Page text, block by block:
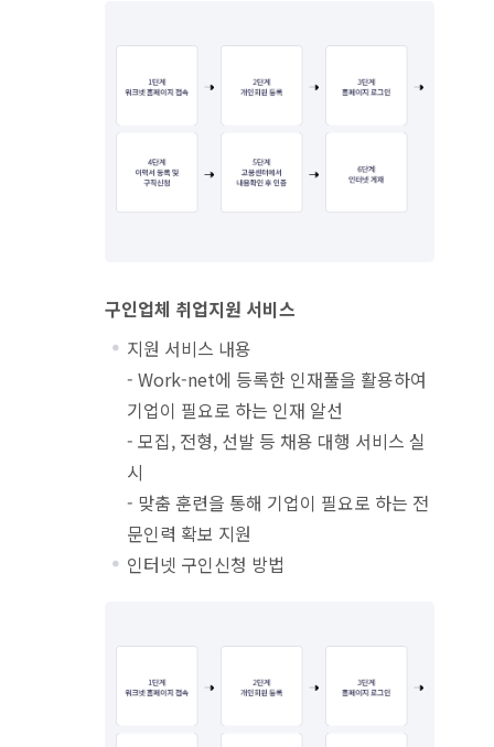
구인업체 취업지원 서비스
지원 서비스 내용
- Work-net에 등록한 인재풀을 활용하여
기업이 필요로 하는 인재 알선
- 모집, 전형, 선발 등 채용 대행 서비스 실
시
- 맞춤 훈련을 통해 기업이 필요로 하는 전
문인력 확보 지원
인터넷 구인신청 방법